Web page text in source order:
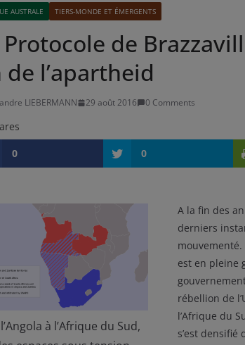
AUSTRALE TIERS-MONDE ET ÉMERGENTS
Protocole de
l’apartheid
LIEBERMANN 29 août 2016 0 Comments
0
0
à l’Afrique du Sud,
A la fin des
derniers
mouvementé.
est en pleine
rébellion de
l’Afrique du
s’est